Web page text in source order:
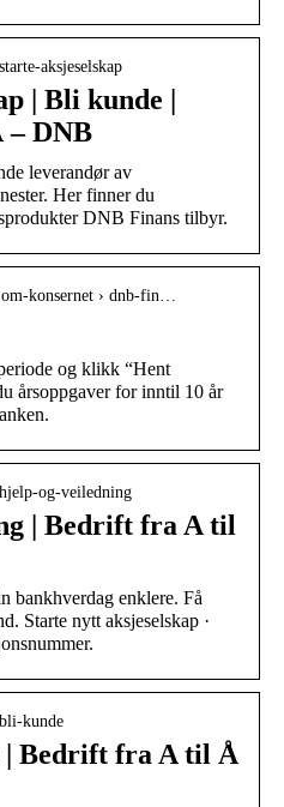
aksjeselskap
| Bli kunde |
DNB
leverandør av
Her finner du
DNB Finans tilbyr.
konsernet › dnb-fin…
og klikk “Hent
årsoppgaver for inntil 10 år
og-veiledning
| Bedrift fra A til
bankhverdag enklere. Få
Starte nytt aksjeselskap ·
kunde
Bedrift fra A til Å